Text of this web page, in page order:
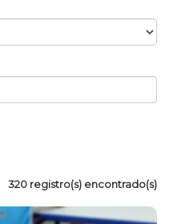
320 registro(s) encontrado(s)